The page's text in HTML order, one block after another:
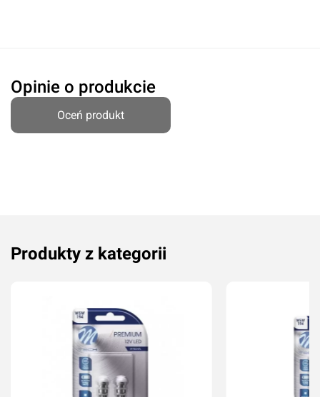
Opinie o produkcie
Oceń produkt
Imię i nazwisko*
Produkty z kategorii